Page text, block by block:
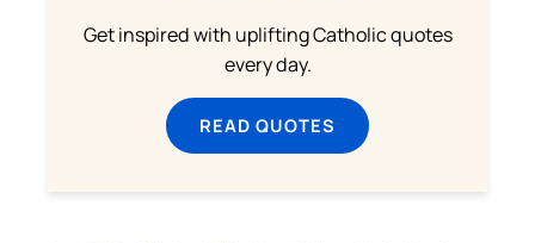
Get inspired with uplifting Catholic quotes
every day.
READ QUOTES